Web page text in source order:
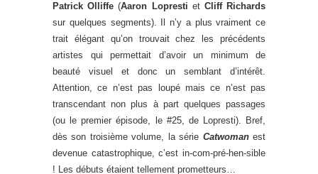
Patrick Olliffe (Aaron Lopresti et Cliff Richards
sur quelques segments). Il n’y a plus vraiment ce
trait élégant qu’on trouvait chez les précédents
artistes qui permettait d’avoir un minimum de
beauté visuel et donc un semblant d’intérêt.
Attention, ce n’est pas loupé mais ce n’est pas
transcendant non plus à part quelques passages
(ou le premier épisode, le #25, de Lopresti). Bref,
dès son troisième volume, la série Catwomanest
devenue catastrophique, c’est in-com-pré-hen-sible
! Les débuts étaient tellement prometteurs…